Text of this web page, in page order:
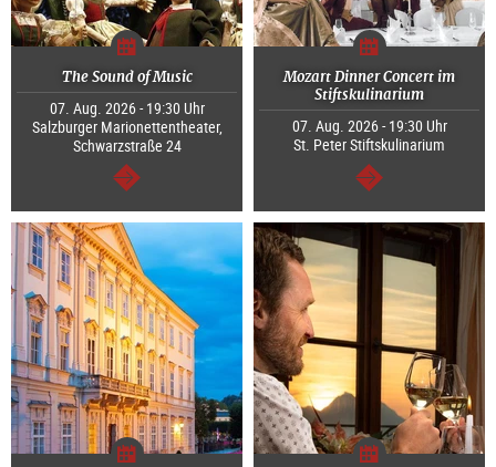
The Sound of Music
07. Aug. 2026 - 19:30 Uhr
Salzburger Marionettentheater,
Schwarzstraße 24
weiter
Mozart Dinner Concert im
Stiftskulinarium
07. Aug. 2026 - 19:30 Uhr
St. Peter Stiftskulinarium
weiter